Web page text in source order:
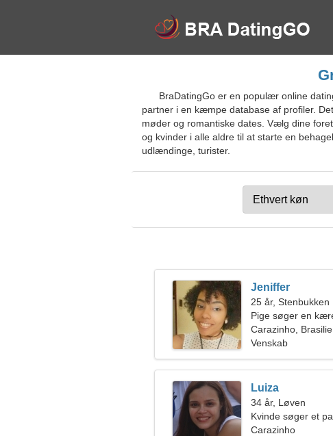
BraDatingGo er en populær online
partner i en kæmpe database af profiler.
møder og romantiske dates. Vælg dine
og kvinder i alle aldre til at starte en
udlændinge, turister.
Jeniffer
25 år, Stenbukken
Pige søger en
Carazinho,
Venskab
Luiza
34 år, Løven
Kvinde søger et
Carazinho